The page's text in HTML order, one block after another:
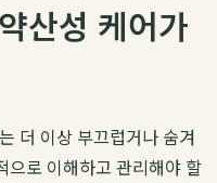
산성 케어가
더 이상 부끄럽거나 숨겨
으로 이해하고 관리해야 할